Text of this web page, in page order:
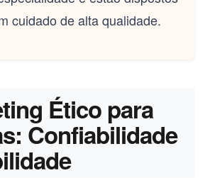
cuidado de alta qualidade.
Ético para
Confiabilidade